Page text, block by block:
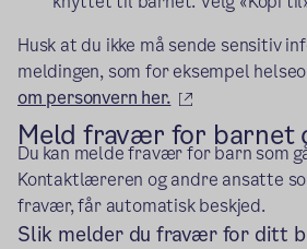
Husk at du ikke må sende sensitiv
meldingen, som for eksempel
om personvern her.
(ekstern lenke)
Meld fravær for barnet
Du kan melde fravær for barn som
Kontaktlæreren og andre ansatte
fravær, får automatisk beskjed.
Slik melder du fravær for ditt